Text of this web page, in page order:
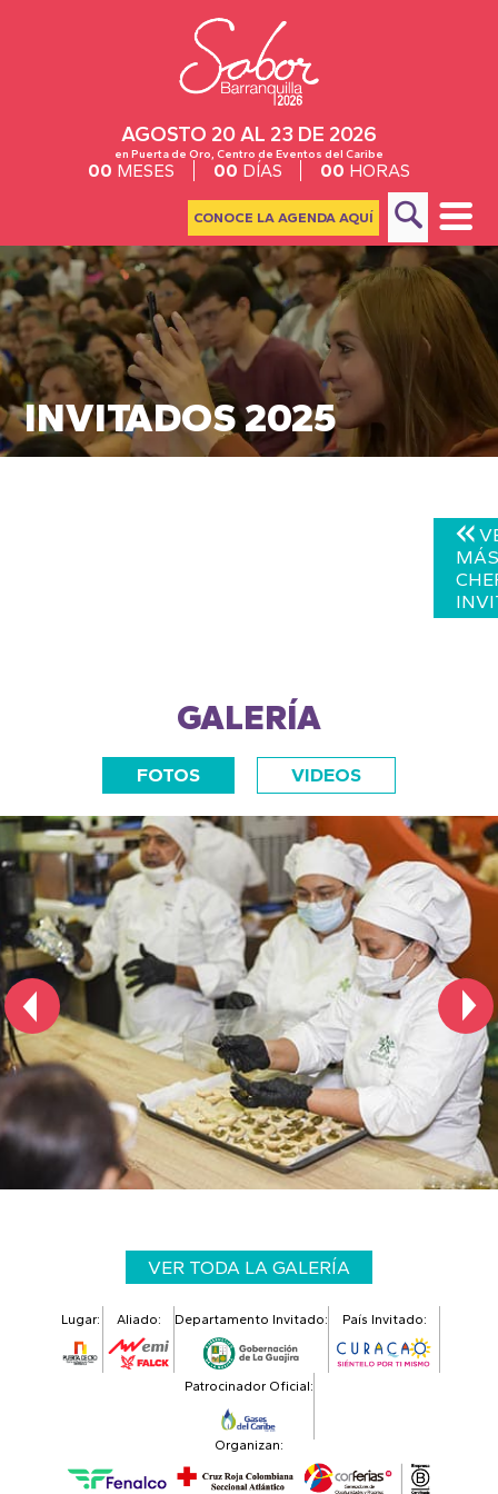
AGOSTO 20 AL 23 DE 2026
en Puerta de Oro, Centro de Eventos del Caribe
00 MESES 00 DÍAS 00 HORAS
CONOCE LA AGENDA AQUÍ
INVITADOS 2025
GALERÍA
FOTOS VIDEOS
VER TODA LA GALERÍA
Lugar: Aliado: Departamento Invitado: País Invitado:
Patrocinador Oficial:
Organizan: